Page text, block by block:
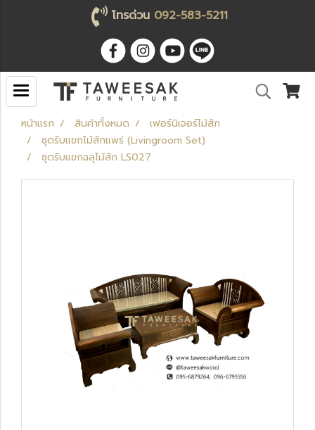
โทรด่วน 092-583-5211
หน้าแรก สินค้าทั้งหมด
เฟอร์นิเจอร์ไม้สัก
ชุดรับแขกไม้สักแพร่ (Livingroom Set)
ชุดรับแขกฉลุไม้สัก LS027